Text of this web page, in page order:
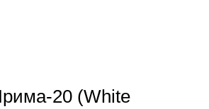
20 (White